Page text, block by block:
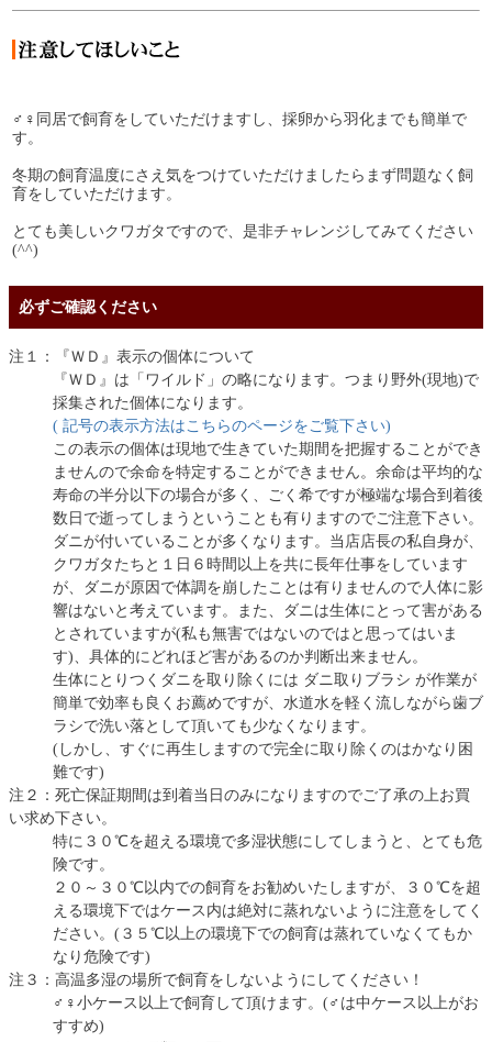
♂♀同居で飼育をしていただけますし、採卵から羽化までも簡単で
す。
冬期の飼育温度にさえ気をつけていただけましたらまず問題なく飼
育をしていただけます。
とても美しいクワガタですので、是非チャレンジしてみてください
(^^)
必ずご確認ください
注１：『ＷＤ』表示の個体について
『ＷＤ』は「ワイルド」の略になります。つまり野外(現地)で
採集された個体になります。
( 記号の表示方法はこちらのページをご覧下さい)
この表示の個体は現地で生きていた期間を把握することができ
ませんので余命を特定することができません。余命は平均的な
寿命の半分以下の場合が多く、ごく希ですが極端な場合到着後
数日で逝ってしまうということも有りますのでご注意下さい。
ダニが付いていることが多くなります。当店店長の私自身が、
クワガタたちと１日６時間以上を共に長年仕事をしています
が、ダニが原因で体調を崩したことは有りませんので人体に影
響はないと考えています。また、ダニは生体にとって害がある
とされていますが(私も無害ではないのではと思ってはいま
す)、具体的にどれほど害があるのか判断出来ません。
生体にとりつくダニを取り除くには ダニ取りブラシ が作業が
簡単で効率も良くお薦めですが、水道水を軽く流しながら歯ブ
ラシで洗い落として頂いても少なくなります。
(しかし、すぐに再生しますので完全に取り除くのはかなり困
難です)
注２：死亡保証期間は到着当日のみになりますのでご了承の上お買
い求め下さい。
特に３０℃を超える環境で多湿状態にしてしまうと、とても危
険です。
２０～３０℃以内での飼育をお勧めいたしますが、３０℃を超
える環境下ではケース内は絶対に蒸れないように注意をしてく
ださい。(３５℃以上の環境下での飼育は蒸れていなくてもか
なり危険です)
注３：高温多湿の場所で飼育をしないようにしてください！
♂♀小ケース以上で飼育して頂けます。(♂は中ケース以上がお
すすめ)